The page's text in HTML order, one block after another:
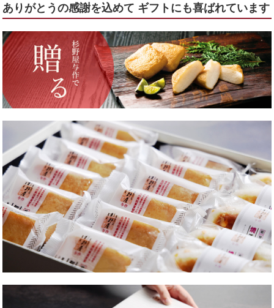
ありがとうの感謝を込めて ギフトにも喜ばれています